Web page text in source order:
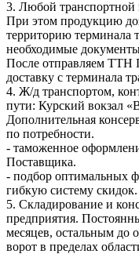
3. Любой транспортной
При этом продукцию
территорию терминала
необходимые
После отправляем ТТН
доставку с терминала
4. Ж/д транспортом,
пути: Курский вокзал
Дополнительная
по потребности.
- таможенное
Поставщика.
- подбор оптимальных
гибкую систему скидок.
5. Складирование и
предприятия.
месяцев, остальным до
ворот в пределах